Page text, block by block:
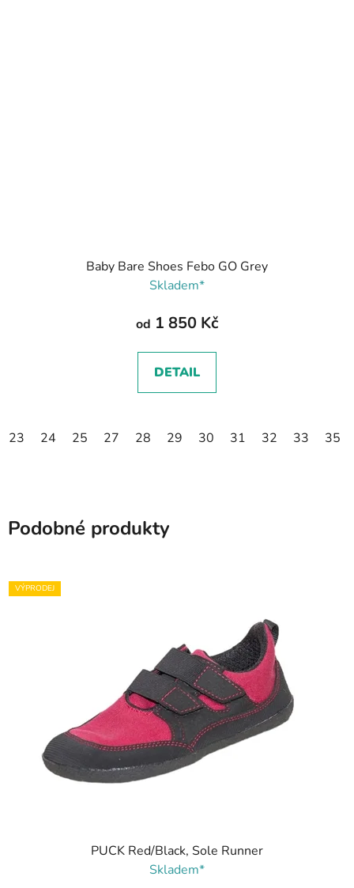
Baby Bare Shoes Febo GO Grey
Skladem*
od 1 850 Kč
DETAIL
23 24 25 27 28 29 30 31 32 33 35
Podobné produkty
VÝPRODEJ
PUCK Red/Black, Sole Runner
Skladem*